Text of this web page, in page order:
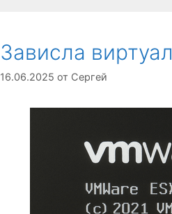
Зависла
16.06.2025 от Сергей